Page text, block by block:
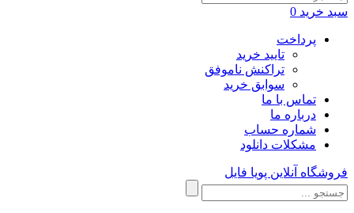
سبد خرید 0
پرداخت
تایید خرید
تراکنش ناموفق
سوابق خرید
تماس با ما
درباره ما
شماره حساب
مشکلات دانلود
فروشگاه آنلاین پویا فایل